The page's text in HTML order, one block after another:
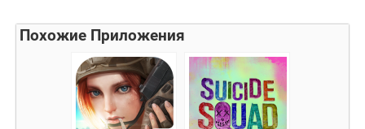
Похожие Приложения